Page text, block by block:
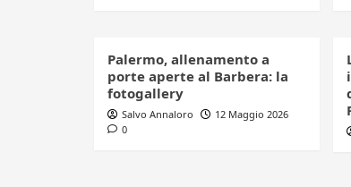
Palermo, allenamento a
porte aperte al Barbera: la
fotogallery
Salvo Annaloro
12 Maggio 2026
0